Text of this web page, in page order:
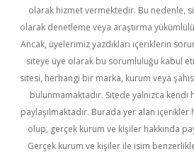
olarak hizmet vermektedir. Bu nedenle,
olarak denetleme veya araştırma
Ancak, üyelerimiz yazdıkları içeriklerin
siteye üye olarak bu sorumluluğu kabul
sitesi, herhangi bir marka, kurum veya
bulunmamaktadır. Sitede yalnızca kendi
paylaşılmaktadır. Burada yer alan içerikler
olup, gerçek kurum ve kişiler hakkında
Gerçek kurum ve kişiler ile isim